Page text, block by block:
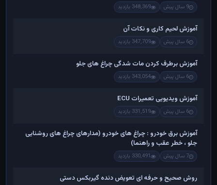
9 سال پیش 348,369 بازدید
آموزش لحیم کاری و نکات آن
6 سال پیش 347,709 بازدید
آموزش برطرف کردن مات شدگی چراغ های جلو
6 سال پیش 343,054 بازدید
آموزش ویدیویی تعمیرات ECU
6 سال پیش 331,519 بازدید
آموزش برق خودرو : چراغ های خودرو (مدارهای چراغ های روشنایی
جلو ، خطر عقب و راهنما)
7 سال پیش 330,491 بازدید
روش صحیح و حرفه ای تعویض دنده گیربکس دستی